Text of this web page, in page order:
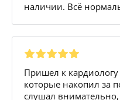
наличии. Всё
Пришел к
которые накопил за
слушал